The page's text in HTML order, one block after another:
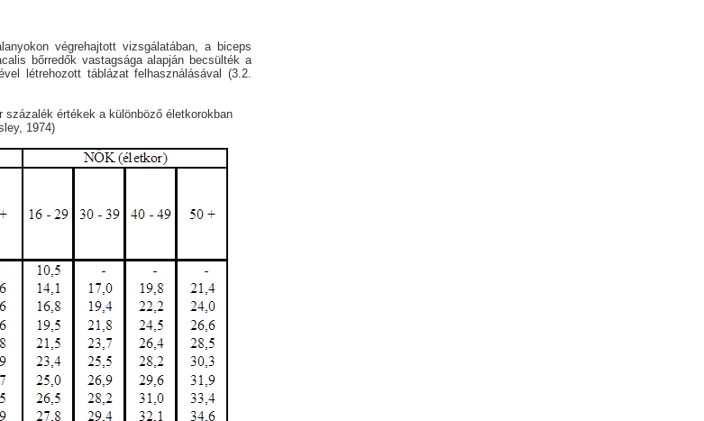
végrehajtott vizsgálatában, a biceps
bőrredők vastagsága alapján becsülték a
létrehozott táblázat felhasználásával (3.2.
értékek a különböző életkorokban
1974)